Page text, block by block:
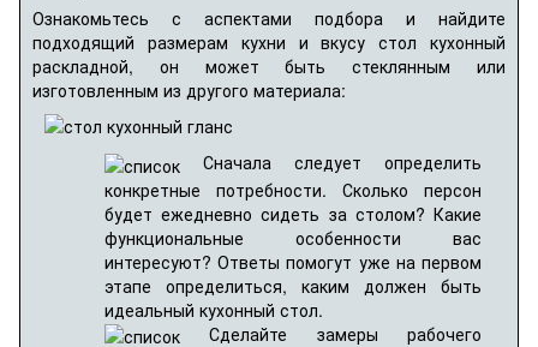
Ознакомьтесь с аспектами подбора и найдите
подходящий размерам кухни и вкусу стол кухонный
раскладной, он может быть стеклянным или
изготовленным из другого материала:
Сначала следует определить
конкретные потребности. Сколько персон
будет ежедневно сидеть за столом? Какие
функциональные особенности вас
интересуют? Ответы помогут уже на первом
этапе определиться, каким должен быть
идеальный кухонный стол.
Сделайте замеры рабочего